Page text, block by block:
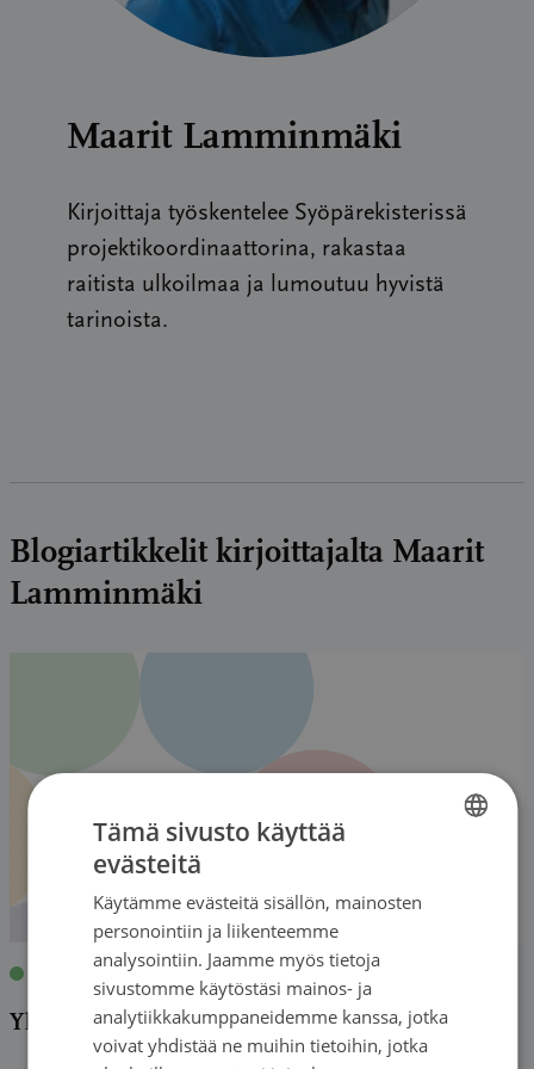
Maarit Lamminmäki
Kirjoittaja työskentelee Syöpärekisterissä
projektikoordinaattorina, rakastaa
raitista ulkoilmaa ja lumoutuu hyvistä
tarinoista.
Blogiartikkelit kirjoittajalta Maarit
Lamminmäki
26.10.2022 | Maarit Lamminmäki
Yhteisen taustan puuttuessa
FINNISH
Tämä sivusto käyttää
evästeitä
Käytämme evästeitä sisällön, mainosten
personointiin ja liikenteemme
analysointiin. Jaamme myös tietoja
sivustomme käytöstäsi mainos- ja
analytiikkakumppaneidemme kanssa, jotka
voivat yhdistää ne muihin tietoihin, jotka